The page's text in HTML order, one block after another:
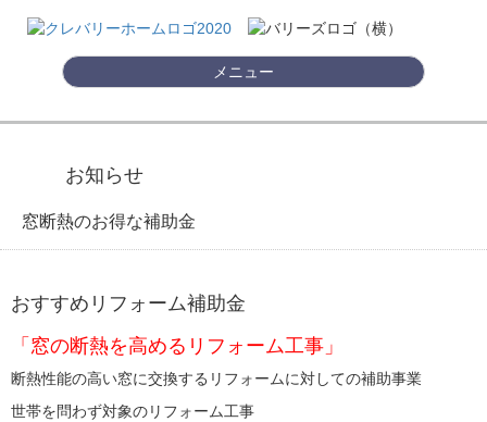
Toggle navigation
メニュー
お知らせ
窓断熱のお得な補助金
おすすめリフォーム補助金
「窓の断熱を高めるリフォーム工事」
断熱性能の高い窓に交換するリフォームに対しての補助事業
世帯を問わず対象のリフォーム工事